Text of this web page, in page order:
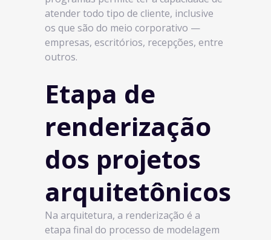
atender todo tipo de cliente, inclusive
os que são do meio corporativo —
empresas, escritórios, recepções, entre
outros.
Etapa de
renderização
dos projetos
arquitetônicos
Na arquitetura, a renderização é a
etapa final do processo de modelagem